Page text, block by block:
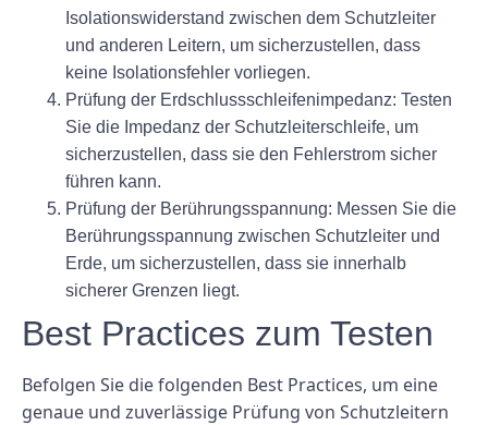
Isolationswiderstand zwischen dem Schutzleiter
und anderen Leitern, um sicherzustellen, dass
keine Isolationsfehler vorliegen.
Prüfung der Erdschlussschleifenimpedanz: Testen
Sie die Impedanz der Schutzleiterschleife, um
sicherzustellen, dass sie den Fehlerstrom sicher
führen kann.
Prüfung der Berührungsspannung: Messen Sie die
Berührungsspannung zwischen Schutzleiter und
Erde, um sicherzustellen, dass sie innerhalb
sicherer Grenzen liegt.
Best Practices zum Testen
Befolgen Sie die folgenden Best Practices, um eine
genaue und zuverlässige Prüfung von Schutzleitern